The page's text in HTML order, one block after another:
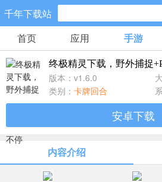
千年下载站
手游分类
卡牌回合
10款手游
飞行射击
策略塔防
体育竞速
首页 应用 手游
终极精灵下载，野外捕捉
版本：v1.6.0
类别： 卡牌回合
安卓下载
内容介绍